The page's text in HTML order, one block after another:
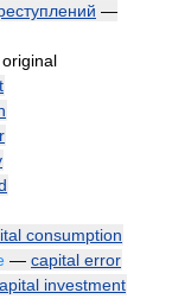
—
consumption
— capital error
investment